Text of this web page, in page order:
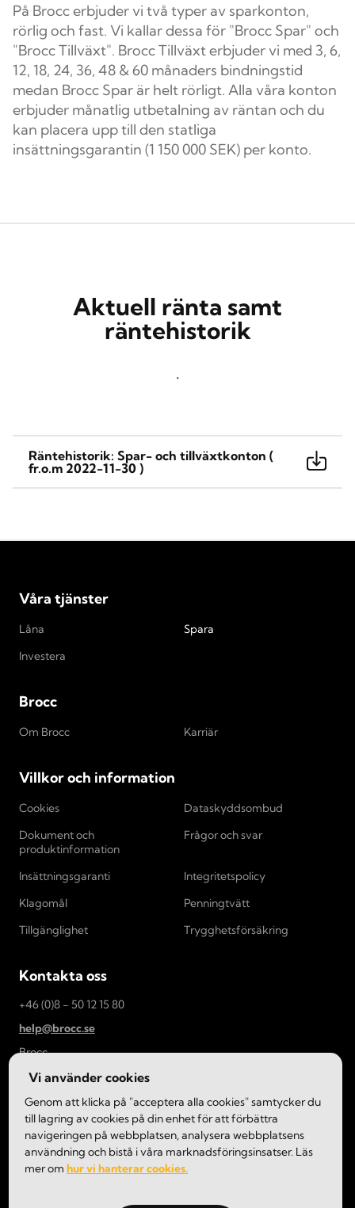
På Brocc erbjuder vi två typer av sparkonton,
rörlig och fast. Vi kallar dessa för "Brocc Spar" och
"Brocc Tillväxt". Brocc Tillväxt erbjuder vi med 3, 6,
12, 18, 24, 36, 48 & 60 månaders bindningstid
medan Brocc Spar är helt rörligt. Alla våra konton
erbjuder månatlig utbetalning av räntan och du
kan placera upp till den statliga
insättningsgarantin (1 150 000 SEK) per konto.
Aktuell ränta samt
räntehistorik
.
Räntehistorik: Spar- och tillväxtkonton (
fr.o.m 2022-11-30 )
Våra tjänster
Låna
Spara
Investera
Brocc
Om Brocc Karriär
Villkor och information
Cookies
Dataskyddsombud
Dokument och
produktinformation
Frågor och svar
Insättningsgaranti
Integritetspolicy
Klagomål
Penningtvätt
Tillgänglighet
Trygghetsförsäkring
Kontakta oss
+46 (0)8 - 50 12 15 80
help@brocc.se
Brocc
111 53, Stockholm
Vi använder cookies
Genom att klicka på "acceptera alla cookies" samtycker du
till lagring av cookies på din enhet för att förbättra
navigeringen på webbplatsen, analysera webbplatsens
användning och bistå i våra marknadsföringsinsatser. Läs
mer om hur vi hanterar cookies.